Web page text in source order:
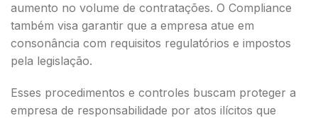
aumento no volume de contratações. O Compliance
também visa garantir que a empresa atue em
consonância com requisitos regulatórios e impostos
pela legislação.
Esses procedimentos e controles buscam proteger a
empresa de responsabilidade por atos ilícitos que